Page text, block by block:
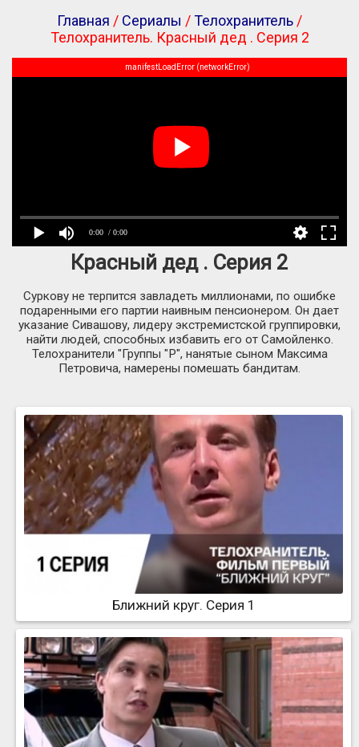
Главная / Сериалы /Телохранитель /
Телохранитель. Красный дед . Серия 2
0:00 / 0:00
manifestLoadError (networkError)
Красный дед . Серия 2
Суркову не терпится завладеть миллионами, по ошибке
подаренными его партии наивным пенсионером. Он дает
указание Сивашову, лидеру экстремистской группировки,
найти людей, способных избавить его от Самойленко.
Телохранители "Группы "Р", нанятые сыном Максима
Петровича, намерены помешать бандитам.
Ближний круг. Серия 1